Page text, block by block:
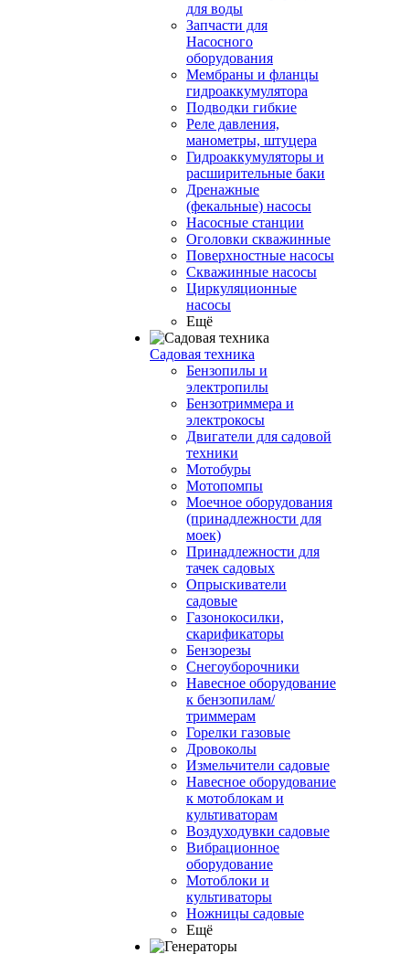
для воды
Запчасти для
Насосного
оборудования
Мембраны и фланцы
гидроаккумулятора
Подводки гибкие
Реле давления,
манометры, штуцера
Гидроаккумуляторы и
расширительные баки
Дренажные
(фекальные) насосы
Насосные станции
Оголовки скважинные
Поверхностные насосы
Скважинные насосы
Циркуляционные
насосы
Ещё
Садовая техника
Бензопилы и
электропилы
Бензотриммера и
электрокосы
Двигатели для садовой
техники
Мотобуры
Мотопомпы
Моечное оборудования
(принадлежности для
моек)
Принадлежности для
тачек садовых
Опрыскиватели
садовые
Газонокосилки,
скарификаторы
Бензорезы
Снегоуборочники
Навесное оборудование
к бензопилам/
триммерам
Горелки газовые
Дровоколы
Измельчители садовые
Навесное оборудование
к мотоблокам и
культиваторам
Воздуходувки садовые
Вибрационное
оборудование
Мотоблоки и
культиваторы
Ножницы садовые
Ещё